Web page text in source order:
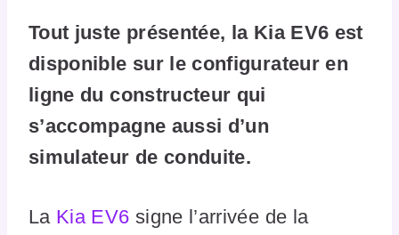
Tout juste présentée, la Kia EV6 est
disponible sur le configurateur en
ligne du constructeur qui
s’accompagne aussi d’un
simulateur de conduite.
La Kia EV6 signe l’arrivée de la